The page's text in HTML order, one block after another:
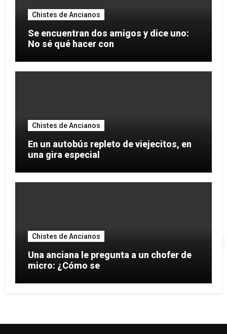
Chistes de Ancianos
Se encuentran dos amigos y dice uno:
No sé qué hacer con
Chistes de Ancianos
En un autobús repleto de viejecitos, en
una gira especial
Chistes de Ancianos
Una anciana le pregunta a un chofer de
micro: ¿Cómo se